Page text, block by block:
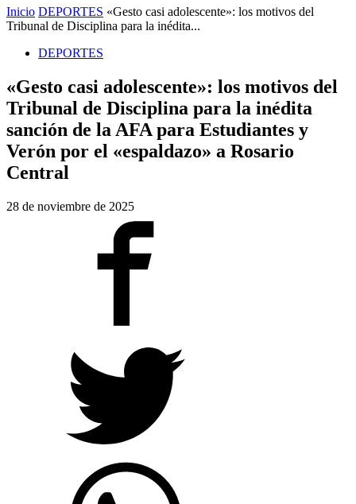
Inicio DEPORTES «Gesto casi adolescente»: los motivos del
Tribunal de Disciplina para la inédita...
DEPORTES
«Gesto casi adolescente»: los motivos del
Tribunal de Disciplina para la inédita
sanción de la AFA para Estudiantes y
Verón por el «espaldazo» a Rosario
Central
28 de noviembre de 2025